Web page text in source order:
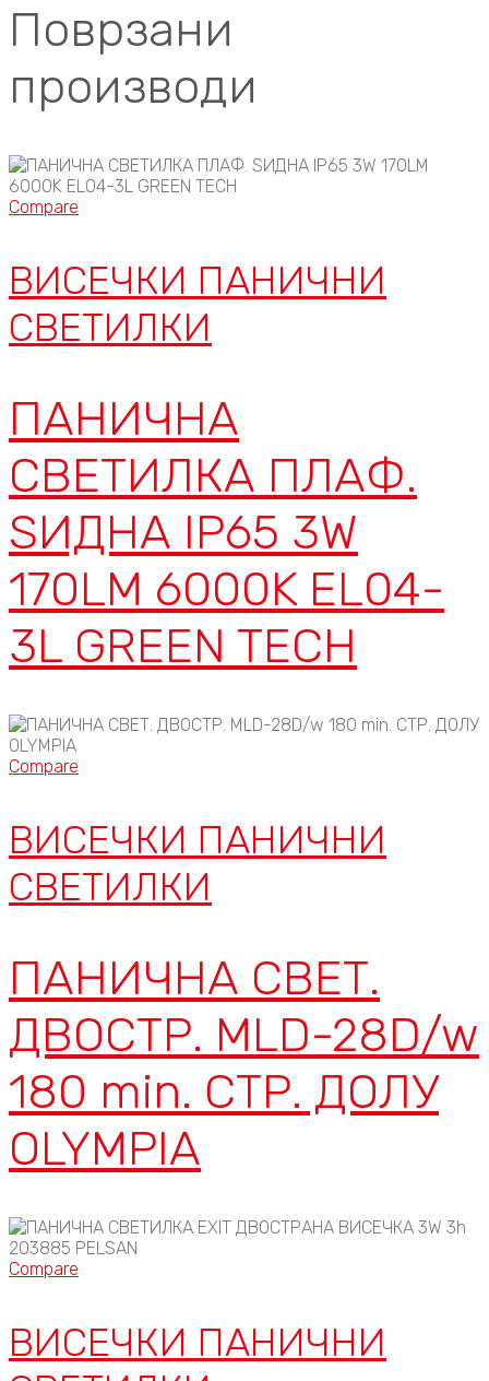
Поврзани
производи
Compare
ВИСЕЧКИ ПАНИЧНИ
СВЕТИЛКИ
ПАНИЧНА
СВЕТИЛКА ПЛАФ.
ЅИДНА IP65 3W
170LM 6000K EL04-
3L GREEN TECH
Compare
ВИСЕЧКИ ПАНИЧНИ
СВЕТИЛКИ
ПАНИЧНА СВЕТ.
ДВОСТР. MLD-28D/w
180 min. СТР. ДОЛУ
OLYMPIA
Compare
ВИСЕЧКИ ПАНИЧНИ